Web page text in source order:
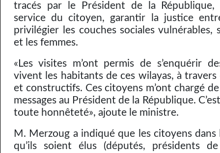
tracés par le Président de la
service du citoyen, garantir la justice
privilégier les couches sociales vulnérables,
et les femmes.
«Les visites m’ont permis de s’enquérir
vivent les habitants de ces wilayas, à travers
et constructifs. Ces citoyens m’ont chargé
messages au Président de la République.
toute honnêteté», ajoute le ministre.
M. Merzoug a indiqué que les citoyens dans
qu’ils soient élus (députés, présidents